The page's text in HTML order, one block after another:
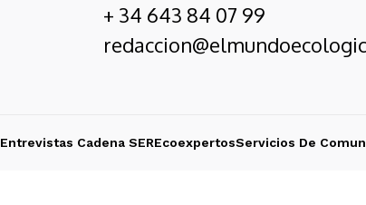
+ 34 643 84 07 99
Entrevistas Cadena SEREcoexpertosServicios De